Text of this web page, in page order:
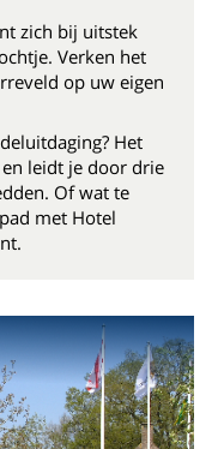
zich bij uitstek
Verken het
op uw eigen
Het
leidt je door drie
Of wat te
met Hotel